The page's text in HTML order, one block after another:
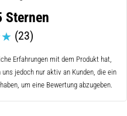
Sternen
(23)
Erfahrungen mit dem Produkt hat,
jedoch nur aktiv an Kunden, die ein
um eine Bewertung abzugeben.